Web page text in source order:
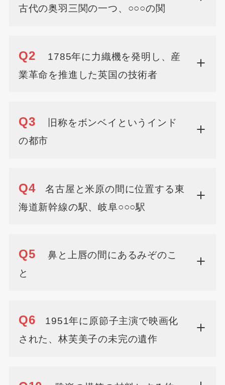
古代の奥羽三関の一つ、○○○の関
Q2
1785年に力織機を発明し、産
業革命を推進した英国の技術者
Q3
旧称をボンベイというインド
の都市
Q4名古屋と米原の間に位置する東
海道新幹線の駅、岐阜○○○駅
Q5
鼻と上唇の間にあるみぞのこ
と
Q6 1951年に原節子主演で映画化
された、林芙美子の未完の遺作